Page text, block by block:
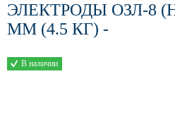
ЭЛЕКТРОДЫ ОЗЛ-8
ММ (4.5 КГ) -
В наличии